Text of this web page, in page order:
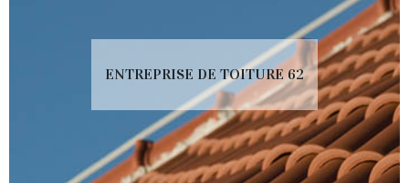
ENTREPRISE DE TOITURE 62